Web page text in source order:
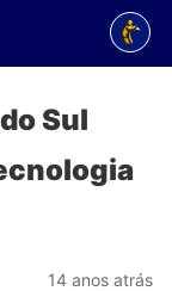
Sul
14 anos atrás